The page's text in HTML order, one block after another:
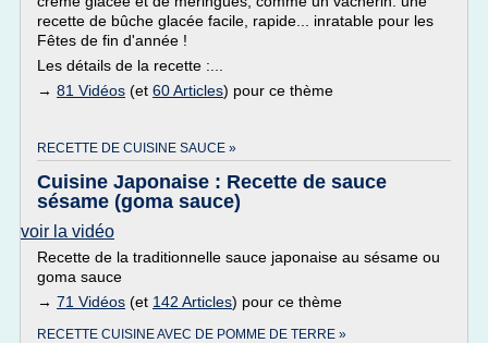
recette de bûche glacée facile, rapide... inratable pour les
Fêtes de fin d'année !
Les détails de la recette :...
→ 81 Vidéos (et 60 Articles) pour ce thème
RECETTE DE CUISINE SAUCE »
Cuisine Japonaise : Recette de sauce
sésame (goma sauce)
voir la vidéo
Recette de la traditionnelle sauce japonaise au sésame ou
goma sauce
→ 71 Vidéos (et 142 Articles) pour ce thème
RECETTE CUISINE AVEC DE POMME DE TERRE »